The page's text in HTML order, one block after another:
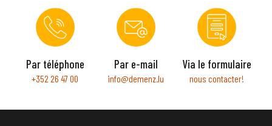
Par téléphone
+352 26 47 00
Par e-mail
info@demenz.lu
Via le formulaire
nous contacter!